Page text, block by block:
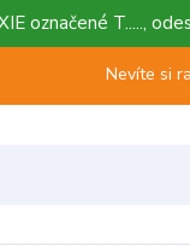
označené T.....,
Nevíte si